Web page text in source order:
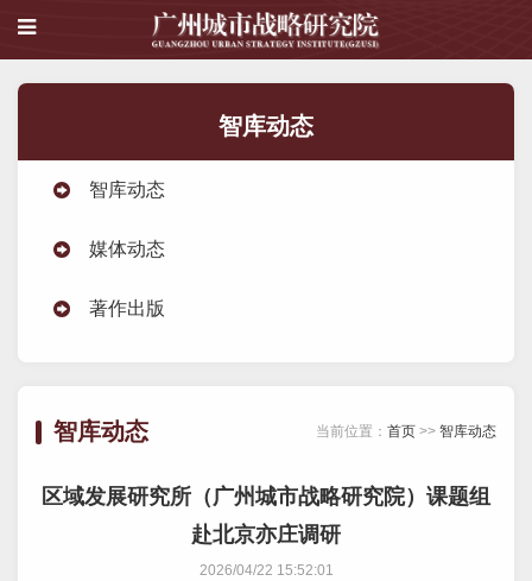
智库动态
智库动态
媒体动态
著作出版
智库动态 当前位置： 首页 >> 智库动态
区域发展研究所（广州城市战略研究院）课题组
赴北京亦庄调研
2026/04/22 15:52:01